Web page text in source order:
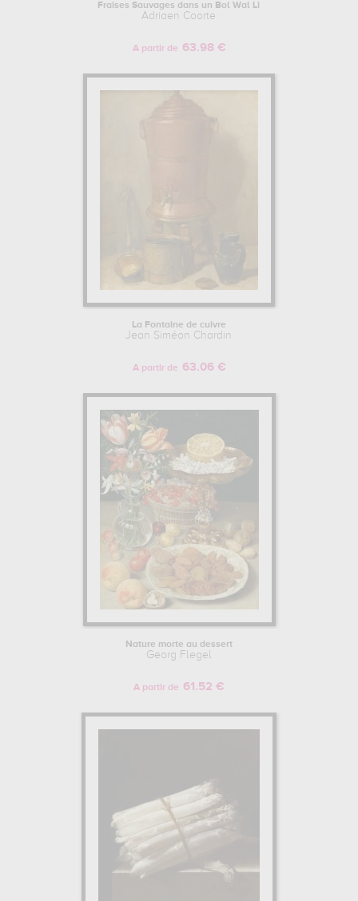
Fraises Sauvages dans un Bol Wal Li
Adriaen Coorte
A partir de 63.98 €
La Fontaine de cuivre
Jean Siméon Chardin
A partir de 63.06 €
Nature morte au dessert
Georg Flegel
A partir de 61.52 €